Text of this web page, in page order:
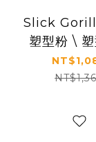
Slick
塑型粉 \
兩件